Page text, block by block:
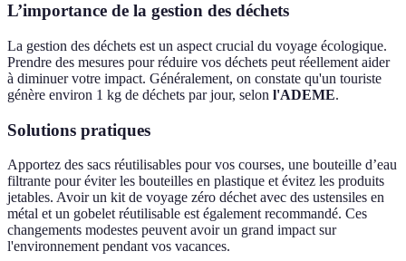
L’importance de la gestion des déchets
La gestion des déchets est un aspect crucial du voyage écologique.
Prendre des mesures pour réduire vos déchets peut réellement aider
à diminuer votre impact. Généralement, on constate qu'un touriste
génère environ 1 kg de déchets par jour, selon l'ADEME.
Solutions pratiques
Apportez des sacs réutilisables pour vos courses, une bouteille d’eau
filtrante pour éviter les bouteilles en plastique et évitez les produits
jetables. Avoir un kit de voyage zéro déchet avec des ustensiles en
métal et un gobelet réutilisable est également recommandé. Ces
changements modestes peuvent avoir un grand impact sur
l'environnement pendant vos vacances.